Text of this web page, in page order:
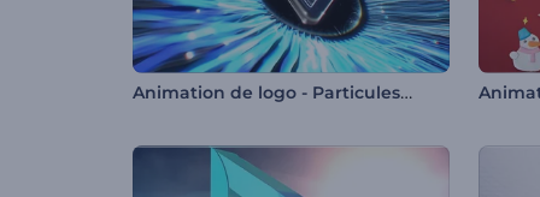
Animation de logo - Particules cinétiques